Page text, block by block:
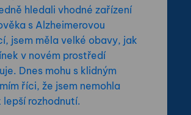
hledali vhodné zařízení
s Alzheimerovou
jsem měla velké obavy, jak
v novém prostředí
Dnes mohu s klidným
říci, že jsem nemohla
lepší rozhodnutí.